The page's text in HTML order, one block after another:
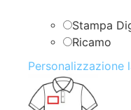
Stampa
Ricamo
Personalizzazione